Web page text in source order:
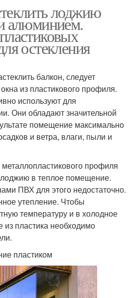
лоджию
алюминием.
остекления
балкон, следует
из пластикового профиля.
используют для
Они обладают значительной
помещение максимально
и ветра, влаги, пыли и
профиля
лоджию в теплое помещение.
ПВХ для этого недостаточно.
утепление. Чтобы
температуру и в холодное
из пластика необходимо
пластиком